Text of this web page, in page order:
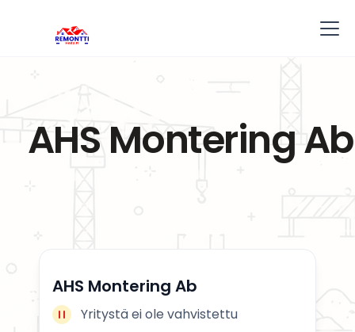
AHS Montering Ab
AHS Montering Ab
Yritystä ei ole vahvistettu